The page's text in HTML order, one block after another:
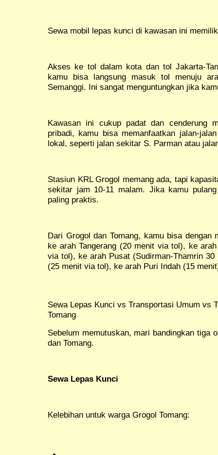
Sewa mobil lepas kunci di kawasan ini
Akses ke tol dalam kota dan tol Jakarta-
kamu bisa langsung masuk tol menuju
Semanggi. Ini sangat menguntungkan jika
Kawasan ini cukup padat dan cenderung
pribadi, kamu bisa memanfaatkan jalan-
lokal, seperti jalan sekitar S. Parman atau
Stasiun KRL Grogol memang ada, tapi
sekitar jam 10-11 malam. Jika kamu
paling praktis.
Dari Grogol dan Tomang, kamu bisa dengan
ke arah Tangerang (20 menit via tol), ke
via tol), ke arah Pusat (Sudirman-Thamrin
(25 menit via tol), ke arah Puri Indah (15
Sewa Lepas Kunci vs Transportasi Umum vs
Tomang
Sebelum memutuskan, mari bandingkan tiga
dan Tomang.
Sewa Lepas Kunci
Kelebihan untuk warga Grogol Tomang: